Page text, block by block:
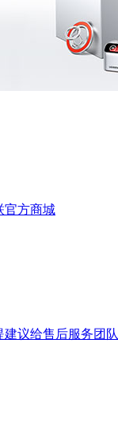
官方商城
建议给售后服务团队